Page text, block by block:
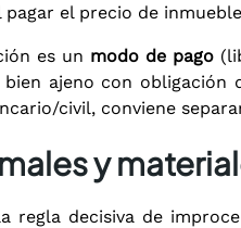
el precio de
es un modo de pago
ajeno con
civil, conviene
y
regla decisiva de